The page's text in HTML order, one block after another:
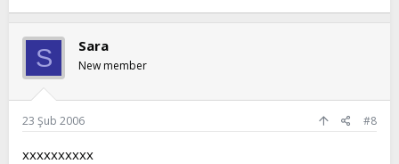
S Sara
New member
23 Şub 2006 #8
xxxxxxxxxx